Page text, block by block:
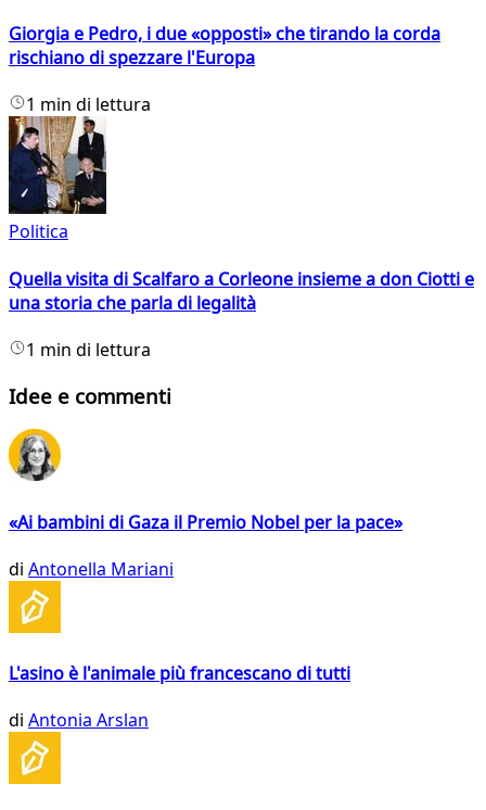
Giorgia e Pedro, i due «opposti» che tirando la corda
rischiano di spezzare l'Europa
1 min di lettura
Politica
Quella visita di Scalfaro a Corleone insieme a don Ciotti e
una storia che parla di legalità
1 min di lettura
Idee e commenti
«Ai bambini di Gaza il Premio Nobel per la pace»
di Antonella Mariani
L'asino è l'animale più francescano di tutti
di Antonia Arslan